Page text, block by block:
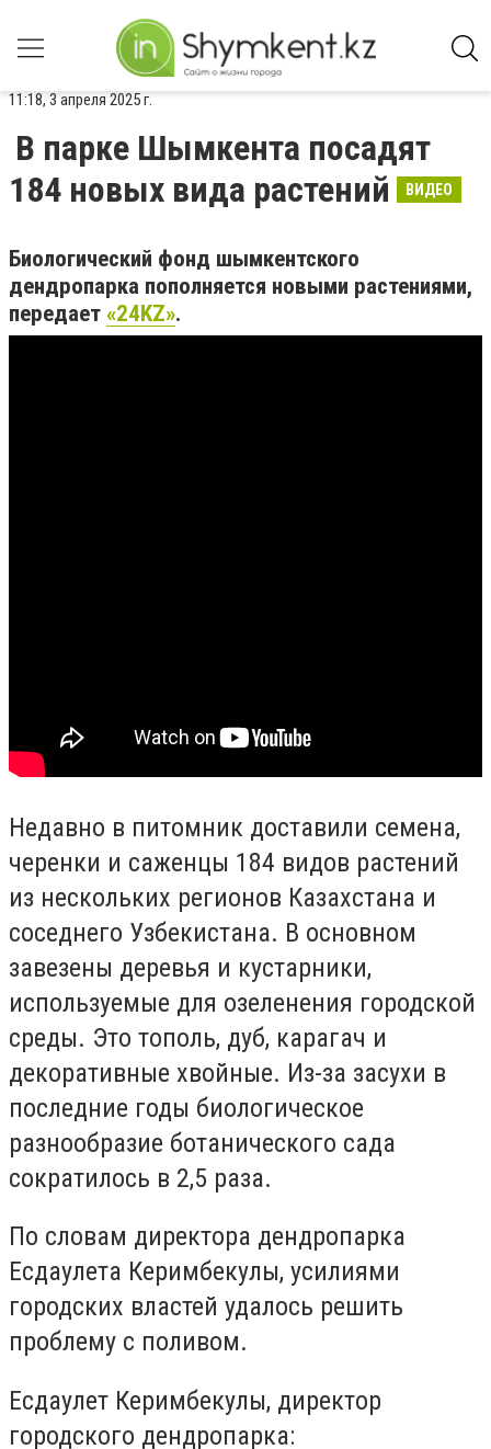
11:18, 3 апреля 2025 г.
В парке Шымкента посадят
184 новых вида растений
ВИДЕО
Биологический фонд шымкентского
дендропарка пополняется новыми растениями,
передает «24KZ».
Недавно в питомник доставили семена,
черенки и саженцы 184 видов растений
из нескольких регионов Казахстана и
соседнего Узбекистана. В основном
завезены деревья и кустарники,
используемые для озеленения городской
среды. Это тополь, дуб, карагач и
декоративные хвойные. Из-за засухи в
последние годы биологическое
разнообразие ботанического сада
сократилось в 2,5 раза.
По словам директора дендропарка
Есдаулета Керимбекулы, усилиями
городских властей удалось решить
проблему с поливом.
Есдаулет Керимбекулы, директор
городского дендропарка: